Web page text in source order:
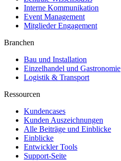
Interne Kommunikation
Event Management
Mitglieder Engagement
Branchen
Bau und Installation
Einzelhandel und Gastronomie
Logistik & Transport
Ressourcen
Kundencases​
Kunden Auszeichnungen
Alle Beiträge und Einblicke
Einblicke
Entwickler Tools
Support-Seite